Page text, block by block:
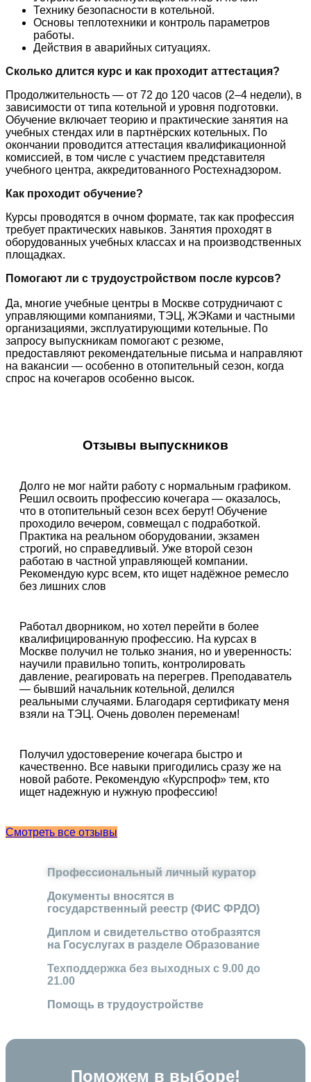
Технику безопасности в котельной.
Основы теплотехники и контроль параметров
работы.
Действия в аварийных ситуациях.
Сколько длится курс и как проходит аттестация?
Продолжительность — от 72 до 120 часов (2–4 недели), в
зависимости от типа котельной и уровня подготовки.
Обучение включает теорию и практические занятия на
учебных стендах или в партнёрских котельных. По
окончании проводится аттестация квалификационной
комиссией, в том числе с участием представителя
учебного центра, аккредитованного Ростехнадзором.
Как проходит обучение?
Курсы проводятся в очном формате, так как профессия
требует практических навыков. Занятия проходят в
оборудованных учебных классах и на производственных
площадках.
Помогают ли с трудоустройством после курсов?
Да, многие учебные центры в Москве сотрудничают с
управляющими компаниями, ТЭЦ, ЖЭКами и частными
организациями, эксплуатирующими котельные. По
запросу выпускникам помогают с резюме,
предоставляют рекомендательные письма и направляют
на вакансии — особенно в отопительный сезон, когда
спрос на кочегаров особенно высок.
Отзывы выпускников
Долго не мог найти работу с нормальным графиком.
Решил освоить профессию кочегара — оказалось,
что в отопительный сезон всех берут! Обучение
проходило вечером, совмещал с подработкой.
Практика на реальном оборудовании, экзамен
строгий, но справедливый. Уже второй сезон
работаю в частной управляющей компании.
Рекомендую курс всем, кто ищет надёжное ремесло
без лишних слов
Работал дворником, но хотел перейти в более
квалифицированную профессию. На курсах в
Москве получил не только знания, но и уверенность:
научили правильно топить, контролировать
давление, реагировать на перегрев. Преподаватель
— бывший начальник котельной, делился
реальными случаями. Благодаря сертификату меня
взяли на ТЭЦ. Очень доволен переменам!
Получил удостоверение кочегара быстро и
качественно. Все навыки пригодились сразу же на
новой работе. Рекомендую «Курспроф» тем, кто
ищет надежную и нужную профессию!
Смотреть все отзывы
Профессиональный личный куратор
Документы вносятся в
государственный реестр (ФИС ФРДО)
Диплом и свидетельство отобразятся
на Госуслугах в разделе Образование
Техподдержка без выходных с 9.00 до
21.00
Помощь в трудоустройстве
Поможем в выборе!